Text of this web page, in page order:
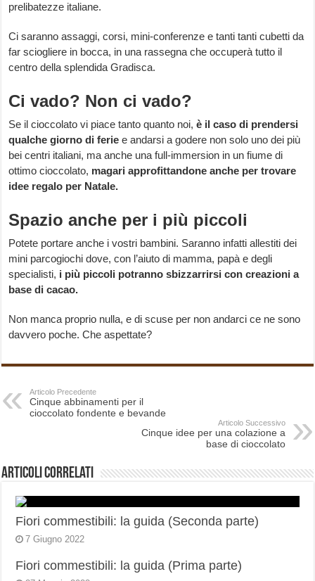
prelibatezze italiane.
Ci saranno assaggi, corsi, mini-conferenze e tanti tanti cubetti da
far sciogliere in bocca, in una rassegna che occuperà tutto il
centro della splendida Gradisca.
Ci vado? Non ci vado?
Se il cioccolato vi piace tanto quanto noi,è il caso di prendersi
qualche giorno di feriee andarsi a godere non solo uno dei più
bei centri italiani, ma anche una full-immersion in un fiume di
ottimo cioccolato, magari approfittandone anche per trovare
idee regalo per Natale.
Spazio anche per i più piccoli
Potete portare anche i vostri bambini. Saranno infatti allestiti dei
mini parcogiochi dove, con l’aiuto di mamma, papà e degli
specialisti, i più piccoli potranno sbizzarrirsi con creazioni a
base di cacao.
Non manca proprio nulla, e di scuse per non andarci ce ne sono
davvero poche. Che aspettate?
Articolo Precedente
Cinque abbinamenti per il
cioccolato fondente e bevande
Articolo Successivo
Cinque idee per una colazione a
base di cioccolato
Articoli correlati
Fiori commestibili: la guida (Seconda parte)
7 Giugno 2022
Fiori commestibili: la guida (Prima parte)